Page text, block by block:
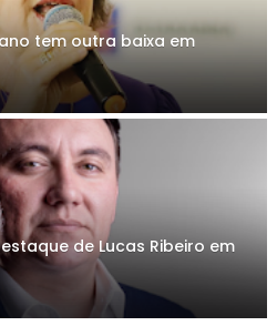
tem outra baixa em
de Lucas Ribeiro em